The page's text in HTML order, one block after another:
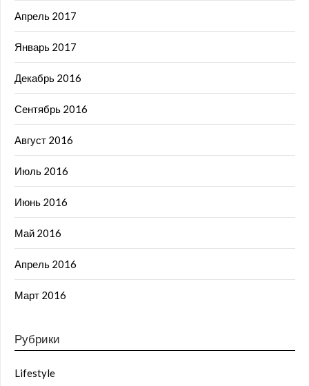
Апрель 2017
Январь 2017
Декабрь 2016
Сентябрь 2016
Август 2016
Июль 2016
Июнь 2016
Май 2016
Апрель 2016
Март 2016
Рубрики
Lifestyle